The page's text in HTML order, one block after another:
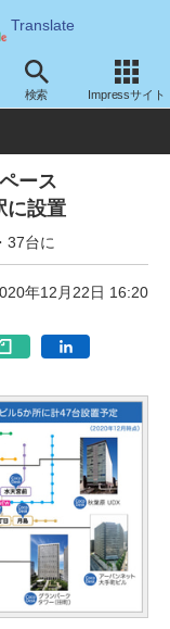
Translate
検索 Impressサイト
その他
ース
に設置
37台に
年12月22日 16:20